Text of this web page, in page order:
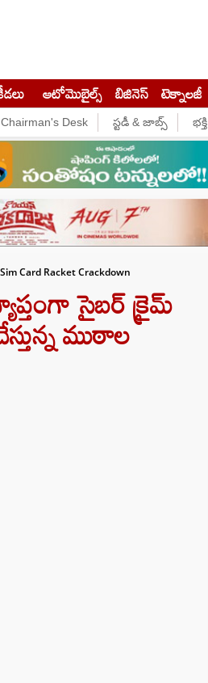
ఆటోమొబైల్స్ బిజినెస్‌ టెక్నాలజీ
Chairman's Desk స్టడీ & జాబ్స్ భక్తి
Card Racket Crackdown
సైబర్ క్రైమ్
ముఠాల